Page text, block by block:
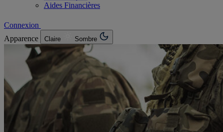
Aides Financières
Connexion
Apparence
Claire Sombre